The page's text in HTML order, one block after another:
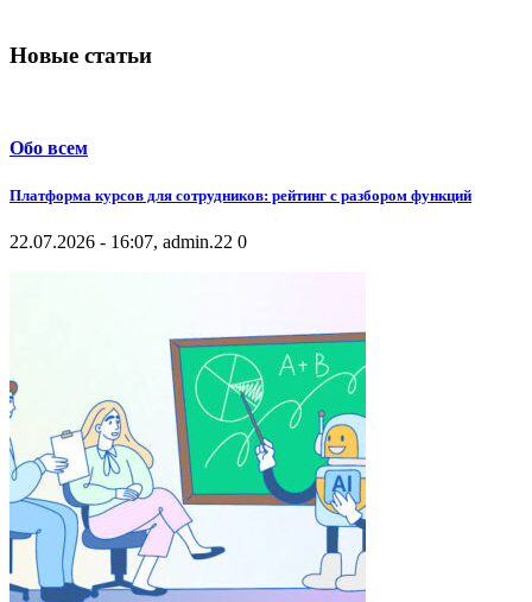
Новые статьи
Обо всем
Платформа курсов для сотрудников: рейтинг с разбором функций
22.07.2026 - 16:07, admin.22 0